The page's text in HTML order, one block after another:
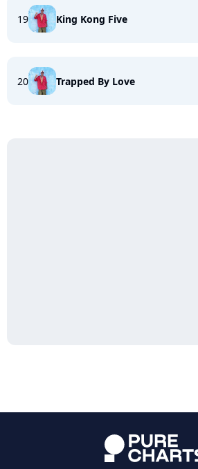
19 King Kong Five
20 Trapped By Love